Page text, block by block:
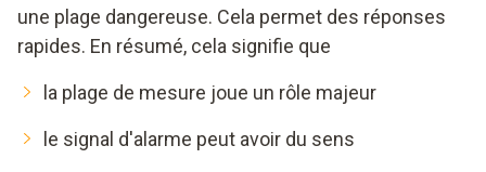
une plage dangereuse. Cela permet des réponses
rapides. En résumé, cela signifie que
la plage de mesure joue un rôle majeur
le signal d'alarme peut avoir du sens